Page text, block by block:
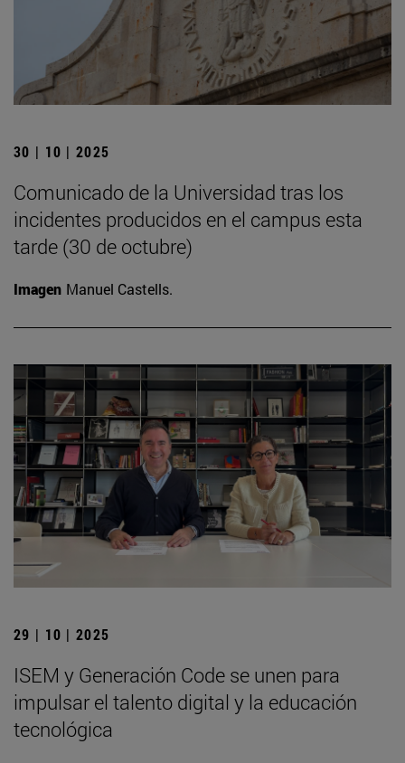
30 | 10 | 2025
Comunicado de la Universidad tras los
incidentes producidos en el campus esta
tarde (30 de octubre)
Imagen Manuel Castells.
29 | 10 | 2025
ISEM y Generación Code se unen para
impulsar el talento digital y la educación
tecnológica